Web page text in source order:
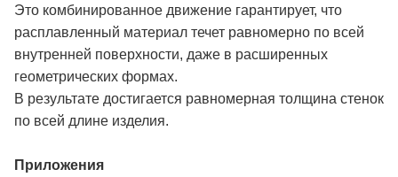
Это комбинированное движение гарантирует, что
расплавленный материал течет равномерно по всей
внутренней поверхности, даже в расширенных
геометрических формах.
В результате достигается равномерная толщина стенок
по всей длине изделия.
Приложения